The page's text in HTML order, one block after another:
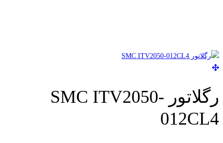
رگلاتور SMC ITV2050-
012CL4